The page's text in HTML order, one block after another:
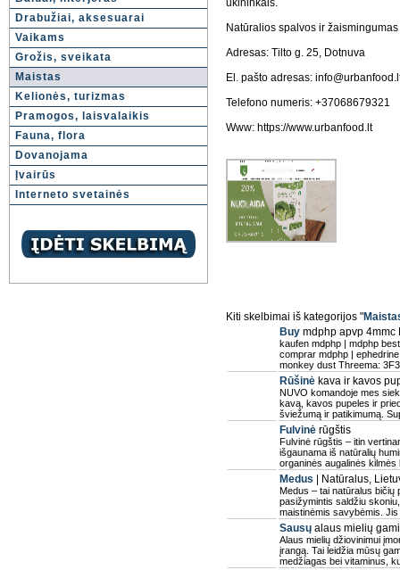
Drabužiai, aksesuarai
Vaikams
Grožis, sveikata
Maistas
Kelionės, turizmas
Pramogos, laisvalaikis
Fauna, flora
Dovanojama
Įvairūs
Interneto svetainės
ūkininkais.
Natūralios spalvos ir
Adresas: Tilto g. 25, Dotnuva
El. pašto adresas:
Telefono numeris: +37068679321
Www: https://www.urbanfood.lt
Kiti skelbimai iš kategorijos "
Buy mdphp apvp 4mmc
kaufen mdphp | mdphp
comprar mdphp |
monkey dust Threema:
Rūšinė kava ir kavos
NUVO komandoje mes
kavą, kavos pupeles ir
šviežumą ir patikimumą.
Fulvinė rūgštis
Fulvinė rūgštis – itin
išgaunama iš natūralių
organinės augalinės
Medus | Natūralus,
Medus – tai natūralus bičių
pasižymintis saldžiu
maistinėmis savybėmis.
Sausų alaus mielių
Alaus mielių džiovinimui
įrangą. Tai leidžia mūsų
medžiagas bei vitaminus,